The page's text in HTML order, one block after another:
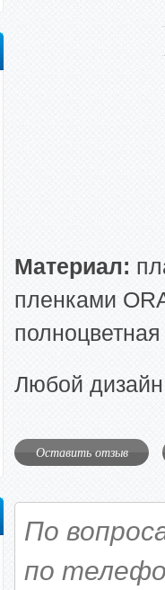
Материал:
пленками
Любой
Оставить отзыв
По
по